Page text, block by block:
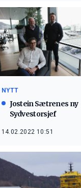
NYTT
Jostein Sætrenes ny
Sydvestorsjef
14.02.2022 10:51